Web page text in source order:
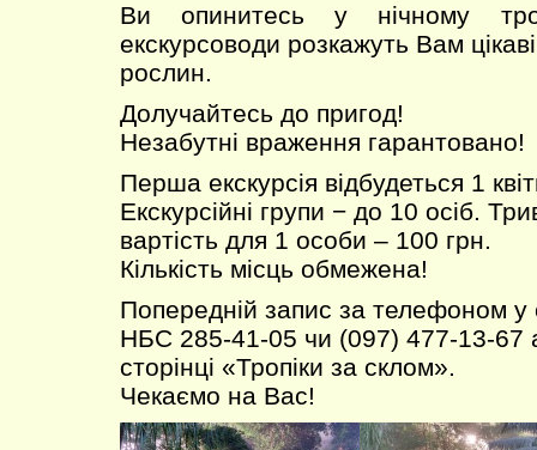
Ви опинитесь у нічному
екскурсоводи розкажуть Вам цікаві
рослин.
Долучайтесь до пригод!
Незабутні враження гарантовано!
Перша екскурсія відбудеться 1
Екскурсійні групи − до 10 осіб.
вартість для 1 особи – 100 грн.
Кількість місць обмежена!
Попередній запис за телефоном у
НБС 285-41-05 чи (097) 477-13-67
сторінці «Тропіки за склом».
Чекаємо на Вас!